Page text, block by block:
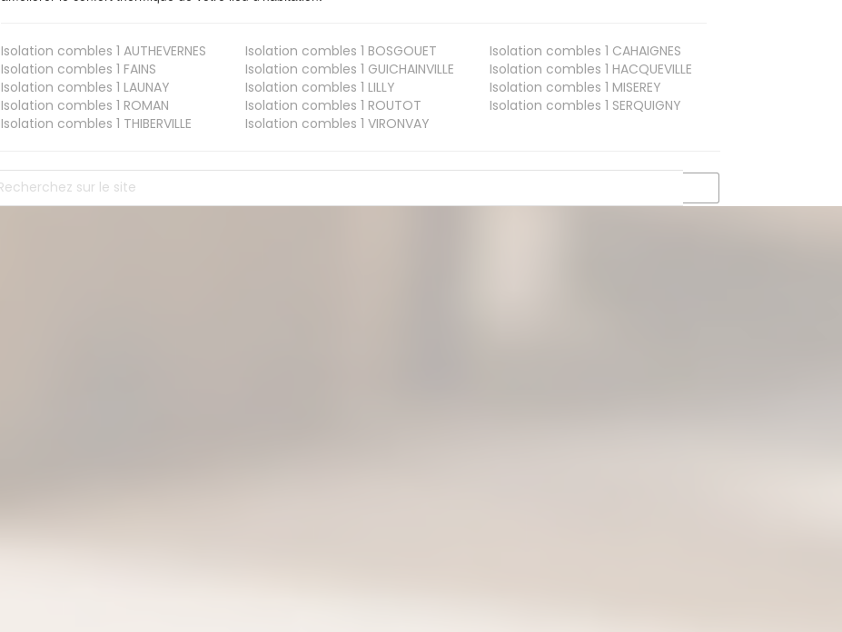
Isolation combles 1 AUTHEVERNES Isolation combles 1 BOSGOUET Isolation combles 1 CAHAIGNES
Isolation combles 1 FAINS Isolation combles 1 GUICHAINVILLE Isolation combles 1 HACQUEVILLE
Isolation combles 1 LAUNAY Isolation combles 1 LILLY Isolation combles 1 MISEREY
Isolation combles 1 ROMAN Isolation combles 1 ROUTOT Isolation combles 1 SERQUIGNY
Isolation combles 1 THIBERVILLE Isolation combles 1 VIRONVAY